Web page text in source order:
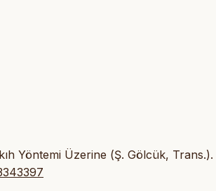
Yöntemi Üzerine (Ş. Gölcük, Trans.).